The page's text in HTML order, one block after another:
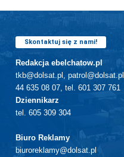
Skontaktuj się z nami!
Redakcja ebelchatow.pl
tkb@dolsat.pl, patrol@dolsat.pl
44 635 08 07, tel. 601 307 761
Dziennikarz
tel. 605 309 304
Biuro Reklamy
biuroreklamy@dolsat.pl